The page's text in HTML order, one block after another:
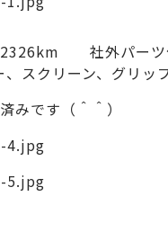
社外パーツ
、スクリーン、グリッ
みです（＾＾）